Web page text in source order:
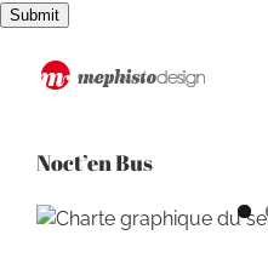
Submit Passer
contenu
Noct’en Bus
View